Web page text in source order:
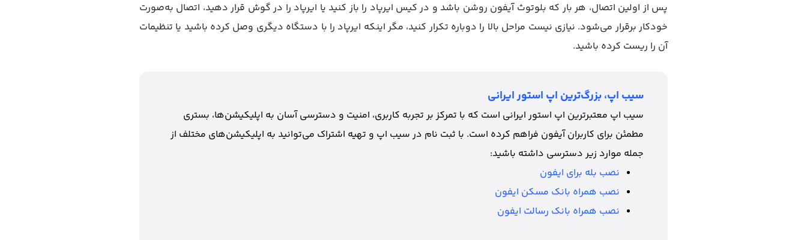
پس از اولین اتصال، هر بار که بلوتوث آیفون روشن باشد و در کیس ایرپاد را باز کنید یا ایرپاد را در گوش قرار دهید، اتصال به‌صورت
خودکار برقرار می‌شود. نیازی نیست مراحل بالا را دوباره تکرار کنید، مگر اینکه ایرپاد را با دستگاه دیگری وصل کرده باشید یا تنظیمات
آن را ریست کرده باشید.
سیب اپ، بزرگ‌ترین اپ استور ایرانی
سیب اپ معتبرترین اپ استور ایرانی است که با تمرکز بر تجربه کاربری، امنیت و دسترسی آسان به اپلیکیشن‌ها، بستری
مطمئن برای کاربران آیفون فراهم کرده است. با ثبت نام در سیب اپ و تهیه اشتراک می‌توانید به اپلیکیشن‌های مختلف از
جمله موارد زیر دسترسی داشته باشید:
نصب بله برای ایفون
نصب همراه بانک مسکن ایفون
نصب همراه بانک رسالت ایفون